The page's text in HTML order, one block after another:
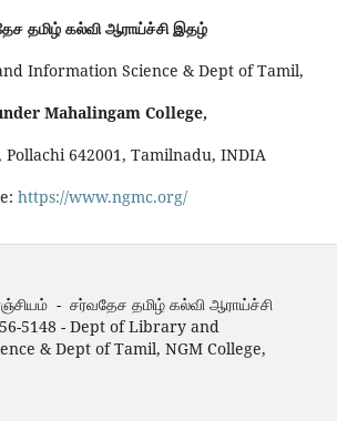
தமிழ் கல்வி ஆராய்ச்சி இதழ்
Information Science & Dept of Tamil,
Mahalingam College,
Pollachi 642001, Tamilnadu, INDIA
https://www.ngmc.org/
- சர்வதேச தமிழ் கல்வி ஆராய்ச்சி
5148 - Dept of Library and
& Dept of Tamil, NGM College,